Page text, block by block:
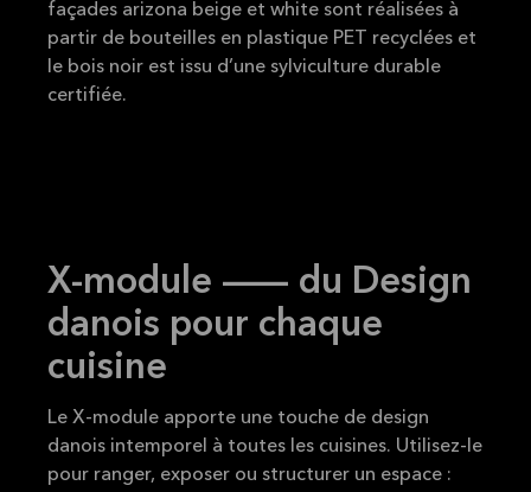
façades arizona beige et white sont réalisées à
partir de bouteilles en plastique PET recyclées et
le bois noir est issu d’une sylviculture durable
certifiée.
X-module –- du Design
danois pour chaque
cuisine
Le X-module apporte une touche de design
danois intemporel à toutes les cuisines. Utilisez-le
pour ranger, exposer ou structurer un espace :